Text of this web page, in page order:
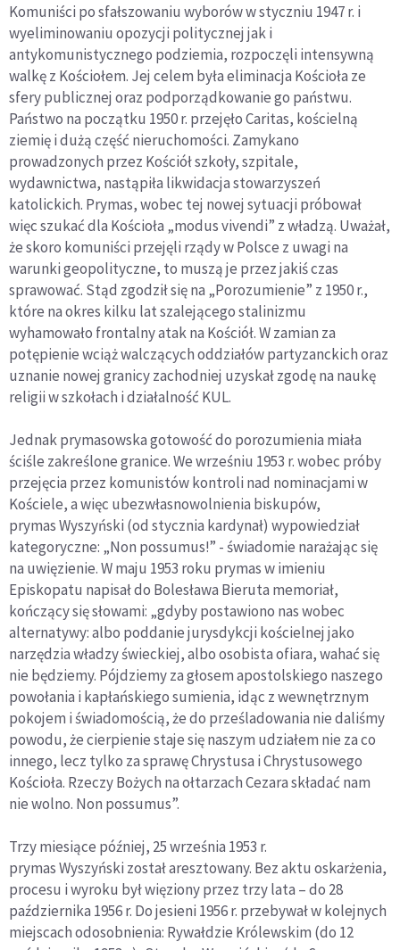
Komuniści po sfałszowaniu wyborów w styczniu 1947 r. i
wyeliminowaniu opozycji politycznej jak i
antykomunistycznego podziemia, rozpoczęli intensywną
walkę z Kościołem. Jej celem była eliminacja Kościoła ze
sfery publicznej oraz podporządkowanie go państwu.
Państwo na początku 1950 r. przejęło Caritas, kościelną
ziemię i dużą część nieruchomości. Zamykano
prowadzonych przez Kościół szkoły, szpitale,
wydawnictwa, nastąpiła likwidacja stowarzyszeń
katolickich. Prymas, wobec tej nowej sytuacji próbował
więc szukać dla Kościoła „modus vivendi” z władzą. Uważał,
że skoro komuniści przejęli rządy w Polsce z uwagi na
warunki geopolityczne, to muszą je przez jakiś czas
sprawować. Stąd zgodził się na „Porozumienie” z 1950 r.,
które na okres kilku lat szalejącego stalinizmu
wyhamowało frontalny atak na Kościół. W zamian za
potępienie wciąż walczących oddziałów partyzanckich oraz
uznanie nowej granicy zachodniej uzyskał zgodę na naukę
religii w szkołach i działalność KUL.
Jednak prymasowska gotowość do porozumienia miała
ściśle zakreślone granice. We wrześniu 1953 r. wobec próby
przejęcia przez komunistów kontroli nad nominacjami w
Kościele, a więc ubezwłasnowolnienia biskupów,
prymas Wyszyński (od stycznia kardynał) wypowiedział
kategoryczne: „Non possumus!” - świadomie narażając się
na uwięzienie. W maju 1953 roku prymas w imieniu
Episkopatu napisał do Bolesława Bieruta memoriał,
kończący się słowami: „gdyby postawiono nas wobec
alternatywy: albo poddanie jurysdykcji kościelnej jako
narzędzia władzy świeckiej, albo osobista ofiara, wahać się
nie będziemy. Pójdziemy za głosem apostolskiego naszego
powołania i kapłańskiego sumienia, idąc z wewnętrznym
pokojem i świadomością, że do prześladowania nie daliśmy
powodu, że cierpienie staje się naszym udziałem nie za co
innego, lecz tylko za sprawę Chrystusa i Chrystusowego
Kościoła. Rzeczy Bożych na ołtarzach Cezara składać nam
nie wolno. Non possumus”.
Trzy miesiące później, 25 września 1953 r.
prymas Wyszyński został aresztowany. Bez aktu oskarżenia,
procesu i wyroku był więziony przez trzy lata – do 28
października 1956 r. Do jesieni 1956 r. przebywał w kolejnych
miejscach odosobnienia: Rywałdzie Królewskim (do 12